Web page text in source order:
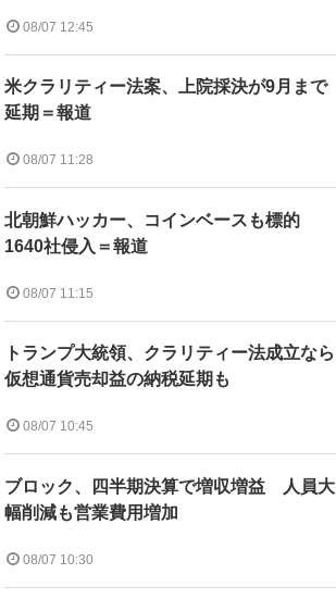
08/07 12:45
米クラリティー法案、上院採決が9月まで
延期＝報道
08/07 11:28
北朝鮮ハッカー、コインベースも標的
1640社侵入＝報道
08/07 11:15
トランプ大統領、クラリティー法成立なら
仮想通貨売却益の納税延期も
08/07 10:45
ブロック、四半期決算で増収増益 人員大
幅削減も営業費用増加
08/07 10:30